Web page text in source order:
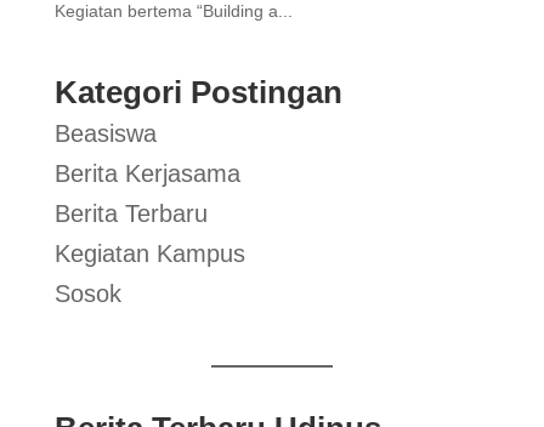
Kegiatan bertema “Building a...
Kategori Postingan
Beasiswa
Berita Kerjasama
Berita Terbaru
Kegiatan Kampus
Sosok